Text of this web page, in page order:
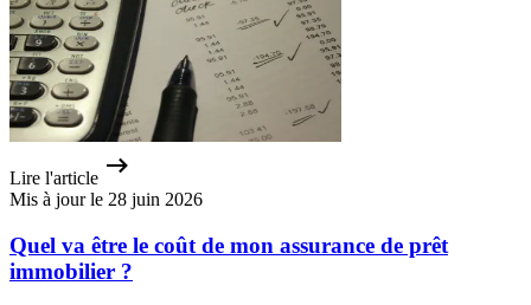
Lire l'article
Mis à jour le 28 juin 2026
Quel va être le coût de mon assurance de prêt
immobilier ?